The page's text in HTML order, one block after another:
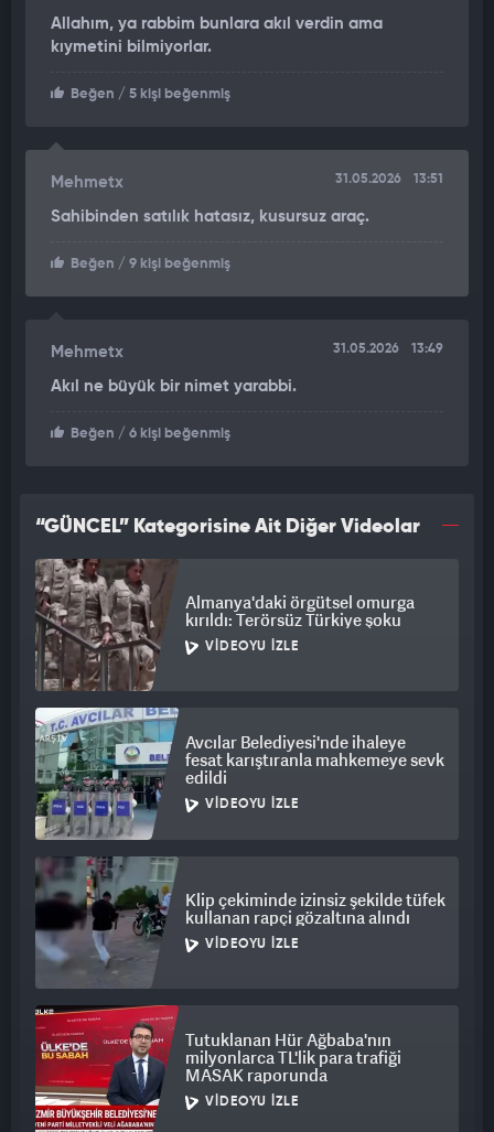
kaydedildi.
Allahım, ya rabbim bunlara akıl verdin ama
kıymetini bilmiyorlar.
Beğen / 5 kişi beğenmiş
Mehmetx 31.05.2026 13:51
Sahibinden satılık hatasız, kusursuz araç.
Beğen / 9 kişi beğenmiş
Mehmetx 31.05.2026 13:49
Akıl ne büyük bir nimet yarabbi.
Beğen / 6 kişi beğenmiş
“GÜNCEL” Kategorisine Ait Diğer Videolar
Almanya'daki örgütsel omurga
kırıldı: Terörsüz Türkiye şoku
VIDEOYU İZLE
Avcılar Belediyesi'nde ihaleye
fesat karıştıranla mahkemeye sevk
edildi
VIDEOYU İZLE
Klip çekiminde izinsiz şekilde tüfek
kullanan rapçi gözaltına alındı
VIDEOYU İZLE
Tutuklanan Hür Ağbaba'nın
milyonlarca TL'lik para trafiği
MASAK raporunda
VIDEOYU İZLE